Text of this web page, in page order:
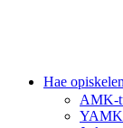
Hae
AMK-